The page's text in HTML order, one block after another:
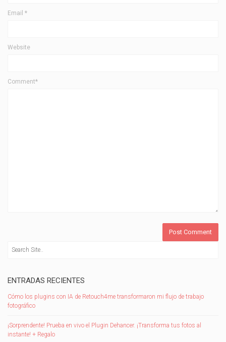
Email *
Website
Comment*
ENTRADAS RECIENTES
Cómo los plugins con IA de Retouch4me transformaron mi flujo de trabajo
fotográfico
¡Sorprendente! Prueba en vivo el Plugin Dehancer. ¡Transforma tus fotos al
instante! + Regalo